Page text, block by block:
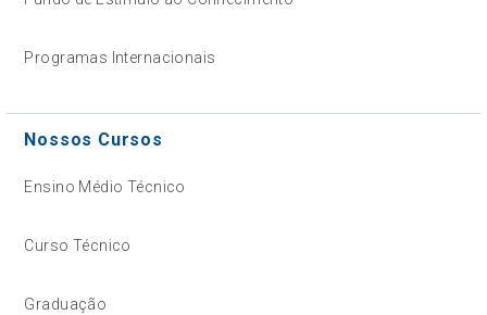
Programas Internacionais
Nossos Cursos
Ensino Médio Técnico
Curso Técnico
Graduação